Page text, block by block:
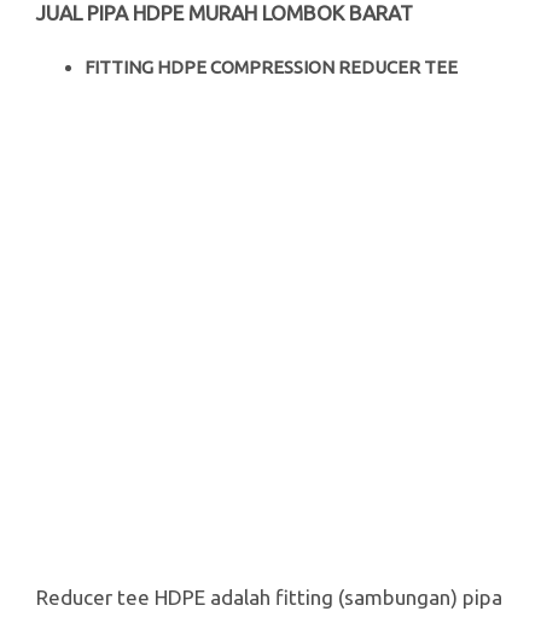
JUAL PIPA HDPE MURAH LOMBOK BARAT
FITTING HDPE COMPRESSION REDUCER TEE
Reducer tee HDPE adalah fitting (sambungan) pipa